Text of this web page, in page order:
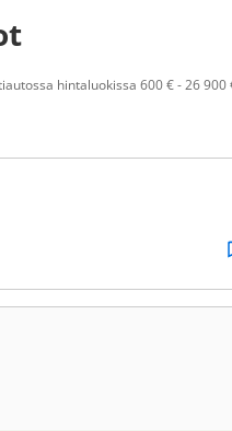
hintaluokissa 600 € - 26